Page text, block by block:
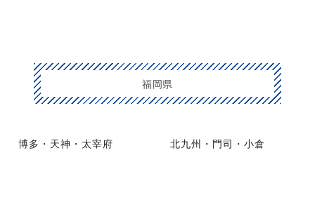
福岡県
博多・天神・太宰府 北九州・門司・小倉